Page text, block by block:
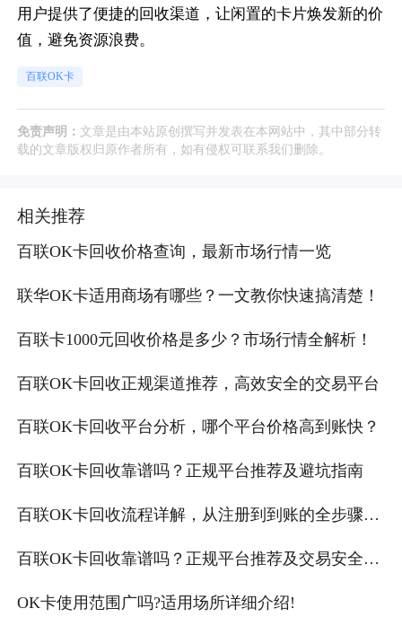
用户提供了便捷的回收渠道，让闲置的卡片焕发新的价
值，避免资源浪费。
百联OK卡
免责声明： 文章是由本站原创撰写并发表在本网站中，其中部分转
载的文章版权归原作者所有，如有侵权可联系我们删除。
相关推荐
百联OK卡回收价格查询，最新市场行情一览
联华OK卡适用商场有哪些？一文教你快速搞清楚！
百联卡1000元回收价格是多少？市场行情全解析！
百联OK卡回收正规渠道推荐，高效安全的交易平台
百联OK卡回收平台分析，哪个平台价格高到账快？
百联OK卡回收靠谱吗？正规平台推荐及避坑指南
百联OK卡回收流程详解，从注册到到账的全步骤教
百联OK卡回收靠谱吗？正规平台推荐及交易安全指
OK卡使用范围广吗?适用场所详细介绍!